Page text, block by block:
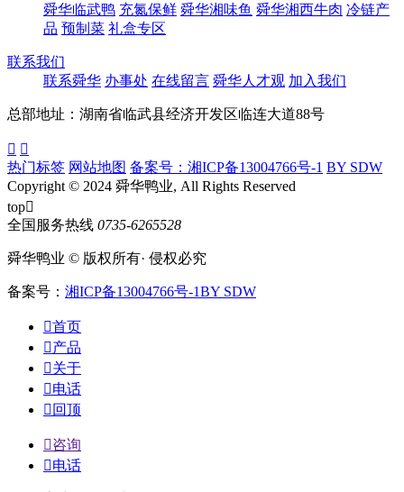
舜华临武鸭 充氮保鲜 舜华湘味鱼 舜华湘西牛肉 冷链产
品 预制菜 礼盒专区
联系我们
联系舜华 办事处 在线留言 舜华人才观 加入我们
总部地址：湖南省临武县经济开发区临连大道88号
 
热门标签 网站地图 备案号：湘ICP备13004766号-1 BY SDW
Copyright © 2024 舜华鸭业, All Rights Reserved
top
全国服务热线 0735-6265528
舜华鸭业 © 版权所有· 侵权必究
备案号： 湘ICP备13004766号-1BY SDW
首页
产品
关于
电话
 回顶
咨询
电话